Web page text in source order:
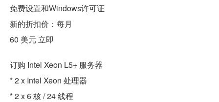
免费设置和Windows许可证
新的折扣价：每月
60 美元 立即
订购 Intel Xeon L5+ 服务器
* 2 x Intel Xeon 处理器
* 2 x 6 核 / 24 线程